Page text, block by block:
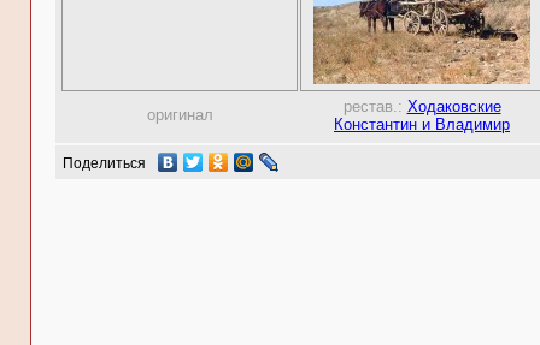
оригинал рестав.: Ходаковские
Константин и Владимир
Поделиться